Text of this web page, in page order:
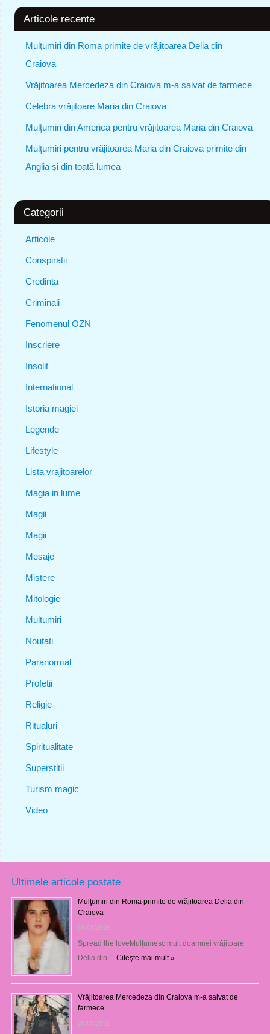
Articole recente
Mulţumiri din Roma primite de vrăjitoarea Delia din
Craiova
Vrăjitoarea Mercedeza din Craiova m-a salvat de farmece
Celebra vrăjitoare Maria din Craiova
Mulţumiri din America pentru vrăjitoarea Maria din Craiova
Mulţumiri pentru vrăjitoarea Maria din Craiova primite din
Anglia și din toată lumea
Categorii
Articole
Conspiratii
Credinta
Criminali
Fenomenul OZN
Inscriere
Insolit
International
Istoria magiei
Legende
Lifestyle
Lista vrajitoarelor
Magia in lume
Magii
Magii
Mesaje
Mistere
Mitologie
Multumiri
Noutati
Paranormal
Profetii
Religie
Ritualuri
Spiritualitate
Superstitii
Turism magic
Video
Ultimele articole postate
Mulţumiri din Roma primite de vrăjitoarea Delia din
Craiova
06/08/2026
Spread the loveMulţumesc mult doamnei vrăjitoare
Delia din …Citeşte mai mult »
Vrăjitoarea Mercedeza din Craiova m-a salvat de
farmece
06/08/2026